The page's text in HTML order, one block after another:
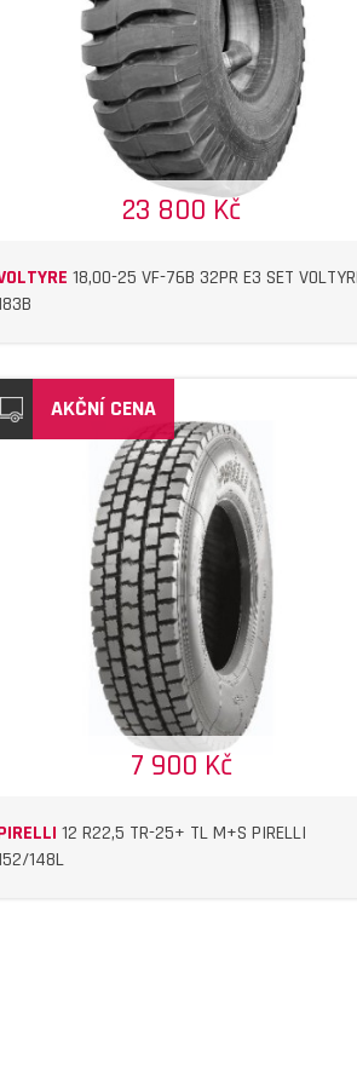
23 800 Kč
18,00-25 VF-76B 32PR E3 SET
AKČNÍ CENA
7 900 Kč
12 R22,5 TR-25+ TL M+S PIRELLI
148L
DETAIL